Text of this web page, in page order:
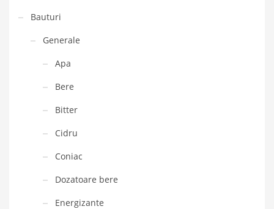
Bauturi
Generale
Apa
Bere
Bitter
Cidru
Coniac
Dozatoare bere
Energizante